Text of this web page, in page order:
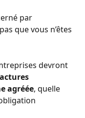
par
que vous n’êtes
devront
agréée, quelle